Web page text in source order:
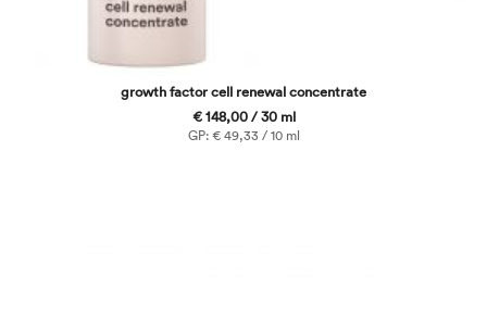
growth factor cell renewal concentrate
€ 148,00 / 30 ml
GP: € 49,33 / 10 ml